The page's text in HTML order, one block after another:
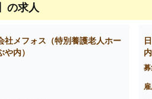
の求人
社メフォス（特別養護老人ホー
内）